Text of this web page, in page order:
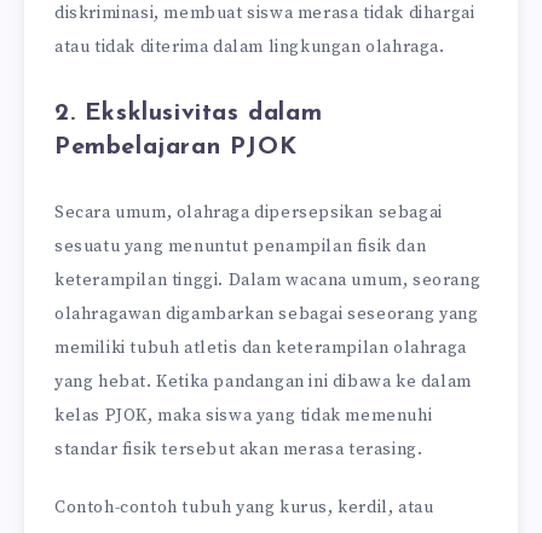
diskriminasi, membuat siswa merasa tidak dihargai
atau tidak diterima dalam lingkungan olahraga.
2. Eksklusivitas dalam
Pembelajaran PJOK
Secara umum, olahraga dipersepsikan sebagai
sesuatu yang menuntut penampilan fisik dan
keterampilan tinggi. Dalam wacana umum, seorang
olahragawan digambarkan sebagai seseorang yang
memiliki tubuh atletis dan keterampilan olahraga
yang hebat. Ketika pandangan ini dibawa ke dalam
kelas PJOK, maka siswa yang tidak memenuhi
standar fisik tersebut akan merasa terasing.
Contoh-contoh tubuh yang kurus, kerdil, atau